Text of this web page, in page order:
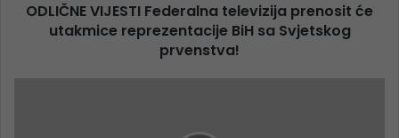
ODLIČNE VIJESTI Federalna televizija prenosit će
utakmice reprezentacije BiH sa Svjetskog
prvenstva!